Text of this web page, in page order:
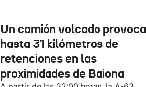
Un camión volcado provoca
hasta 31 kilómetros de
retenciones en las
proximidades de Baiona